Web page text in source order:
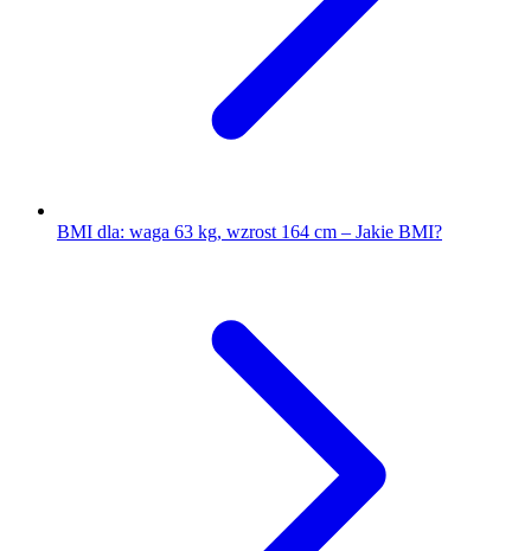
BMI dla: waga 63 kg, wzrost 164 cm – Jakie BMI?